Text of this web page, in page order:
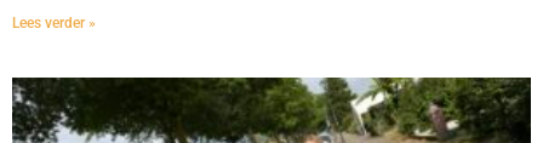
Lees verder »